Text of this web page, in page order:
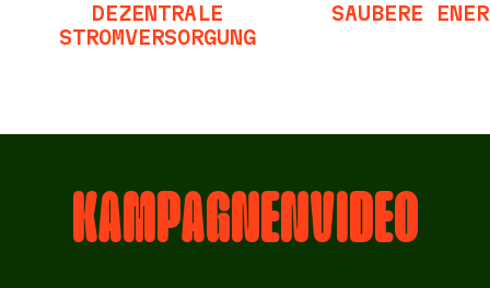
DEZENTRALE
STROMVERSORGUNG
SAUBERE
KAMPAGNENVIDEO